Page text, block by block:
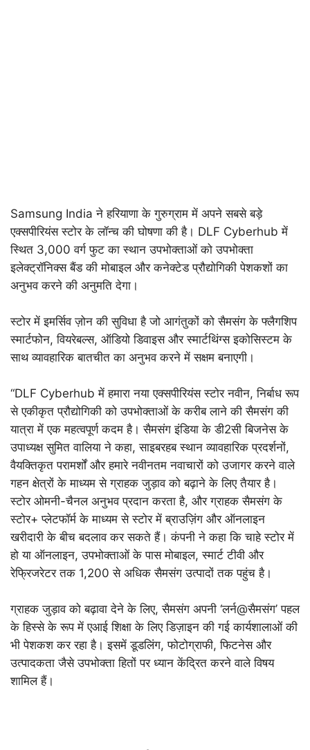
Samsung India ने हरियाणा के गुरुग्राम में अपने सबसे बड़े
एक्सपीरियंस स्टोर के लॉन्च की घोषणा की है। DLF Cyberhub में
स्थित 3,000 वर्ग फुट का स्थान उपभोक्ताओं को उपभोक्ता
इलेक्ट्रॉनिक्स बैंड की मोबाइल और कनेक्टेड प्रौद्योगिकी पेशकशों का
अनुभव करने की अनुमति देगा।
स्टोर में इमर्सिव ज़ोन की सुविधा है जो आगंतुकों को सैमसंग के फ्लैगशिप
स्मार्टफोन, वियरेबल्स, ऑडियो डिवाइस और स्मार्टथिंग्स इकोसिस्टम के
साथ व्यावहारिक बातचीत का अनुभव करने में सक्षम बनाएगी।
“DLF Cyberhub में हमारा नया एक्सपीरियंस स्टोर नवीन, निर्बाध रूप
से एकीकृत प्रौद्योगिकी को उपभोक्ताओं के करीब लाने की सैमसंग की
यात्रा में एक महत्वपूर्ण कदम है। सैमसंग इंडिया के डी2सी बिजनेस के
उपाध्यक्ष सुमित वालिया ने कहा, साइबरहब स्थान व्यावहारिक प्रदर्शनों,
वैयक्तिकृत परामर्शों और हमारे नवीनतम नवाचारों को उजागर करने वाले
गहन क्षेत्रों के माध्यम से ग्राहक जुड़ाव को बढ़ाने के लिए तैयार है।
स्टोर ओमनी-चैनल अनुभव प्रदान करता है, और ग्राहक सैमसंग के
स्टोर+ प्लेटफॉर्म के माध्यम से स्टोर में ब्राउज़िंग और ऑनलाइन
खरीदारी के बीच बदलाव कर सकते हैं। कंपनी ने कहा कि चाहे स्टोर में
हो या ऑनलाइन, उपभोक्ताओं के पास मोबाइल, स्मार्ट टीवी और
रेफ्रिजरेटर तक 1,200 से अधिक सैमसंग उत्पादों तक पहुंच है।
ग्राहक जुड़ाव को बढ़ावा देने के लिए, सैमसंग अपनी ‘लर्न@सैमसंग’ पहल
के हिस्से के रूप में एआई शिक्षा के लिए डिज़ाइन की गई कार्यशालाओं की
भी पेशकश कर रहा है। इसमें डूडलिंग, फोटोग्राफी, फिटनेस और
उत्पादकता जैसे उपभोक्ता हितों पर ध्यान केंद्रित करने वाले विषय
शामिल हैं।